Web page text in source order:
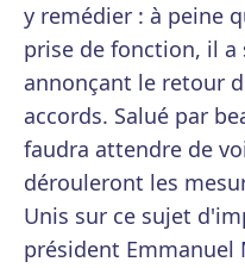
y remédier : à peine
prise de fonction, il a
annonçant le retour
accords. Salué par
faudra attendre de
dérouleront les
Unis sur ce sujet
président Emmanuel